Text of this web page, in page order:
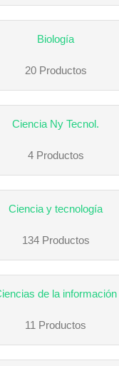
Biología
20 Productos
Ciencia Ny Tecnol.
4 Productos
Ciencia y tecnología
134 Productos
de la información
11 Productos